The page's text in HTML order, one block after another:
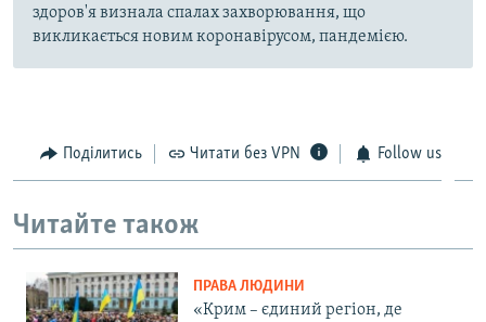
здоров'я визнала спалах захворювання, що
викликається новим коронавірусом, пандемією.
Поділитись Читати без VPN Follow us
Читайте також
ПРАВА ЛЮДИНИ
«Крим – єдиний регіон, де